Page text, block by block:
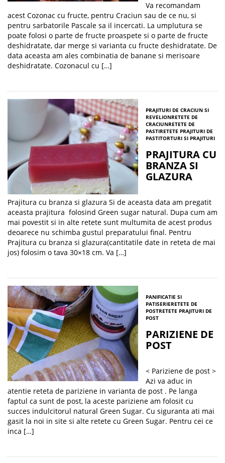
Va recomandam
acest Cozonac cu fructe, pentru Craciun sau de ce nu, si
pentru sarbatorile Pascale sa il incercati. La umplutura se
poate folosi o parte de fructe proaspete si o parte de fructe
deshidratate, dar merge si varianta cu fructe deshidratate. De
data aceasta am ales combinatia de banane si merisoare
deshidratate. Cozonacul cu […]
PRAJITURI DE CRACIUN SI
REVELIONRETETE DE
CRACIUNRETETE DE
PASTIRETETE PRAJITURI DE
PASTITORTURI SI PRAJITURI
PRAJITURA CU
BRANZA SI
GLAZURA
Prajitura cu branza si glazura Si de aceasta data am pregatit
aceasta prajitura folosind Green sugar natural. Dupa cum am
mai povestit si in alte retete sunt multumita de acest produs
deoarece nu schimba gustul preparatului final. Pentru
Prajitura cu branza si glazura(cantitatile date in reteta de mai
jos) folosim o tava 30×18 cm. Va […]
PANIFICATIE SI
PATISERIERETETE DE
POSTRETETE PRAJITURI DE
POST
PARIZIENE DE
POST
< Pariziene de post >
Azi va aduc in
atentie reteta de pariziene in varianta de post . Pe langa
faptul ca sunt de post, la aceste pariziene am folosit cu
succes indulcitorul natural Green Sugar. Cu siguranta ati mai
gasit la noi in site si alte retete cu Green Sugar. Pentru cei ce
inca […]